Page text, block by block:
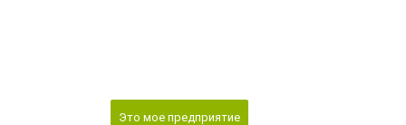
Это мое предприятие